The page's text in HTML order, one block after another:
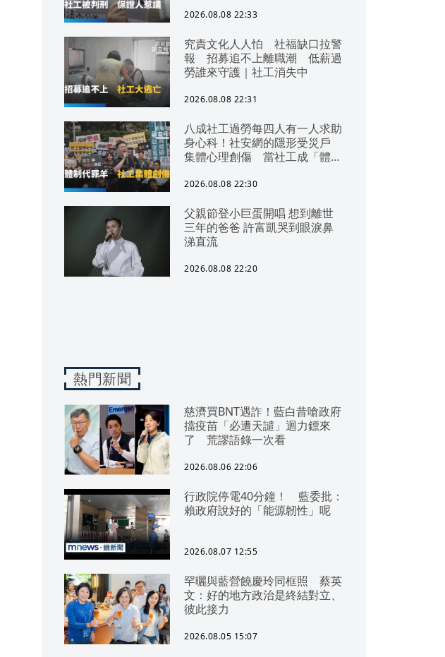
2026.08.08 22:33
究責文化人人怕 社福缺口拉警
報 招募追不上離職潮 低薪過
勞誰來守護｜社工消失中
2026.08.08 22:31
八成社工過勞每四人有一人求助
身心科！社安網的隱形受災戶
集體心理創傷 當社工成「體制
無奈趨勢？耗竭殆盡下的社安網
2026.08.08 22:30
父親節登小巨蛋開唱 想到離世
三年的爸爸 許富凱哭到眼淚鼻
涕直流
2026.08.08 22:20
熱門新聞
慈濟買BNT遇詐！藍白昔嗆政府
擋疫苗「必遭天譴」迴力鏢來
了 荒謬語錄一次看
2026.08.06 22:06
行政院停電40分鐘！ 藍委批：
賴政府說好的「能源韌性」呢
2026.08.07 12:55
罕曬與藍營饒慶玲同框照 蔡英
文：好的地方政治是終結對立、
彼此接力
2026.08.05 15:07